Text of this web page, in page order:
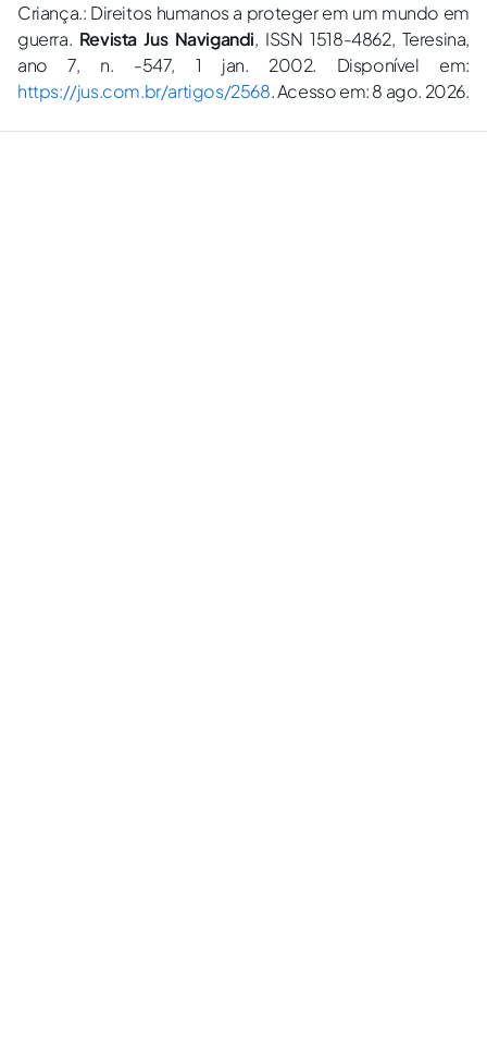
Criança.: Direitos humanos a proteger em um mundo em
guerra. Revista Jus Navigandi, ISSN 1518-4862, Teresina,
ano 7, n. -547, 1 jan. 2002. Disponível em:
https://jus.com.br/artigos/2568. Acesso em: 8 ago. 2026.